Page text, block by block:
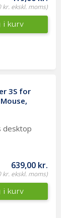
kr. ekskl. moms)
i kurv
3S for
desktop
639,00 kr.
kr. ekskl. moms)
i kurv